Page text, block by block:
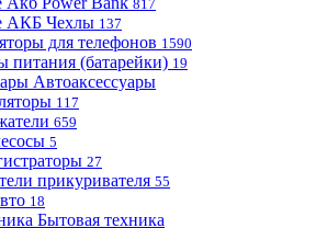
817
АКБ Чехлы 137
для телефонов 1590
питания (батарейки) 19
Автоаксессуары
117
659
5
27
прикуривателя 55
18
Бытовая техника